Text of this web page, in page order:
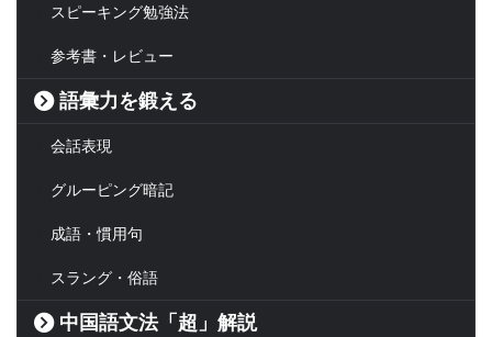
スピーキング勉強法
参考書・レビュー
語彙力を鍛える
会話表現
グルーピング暗記
成語・慣用句
スラング・俗語
中国語文法「超」解説